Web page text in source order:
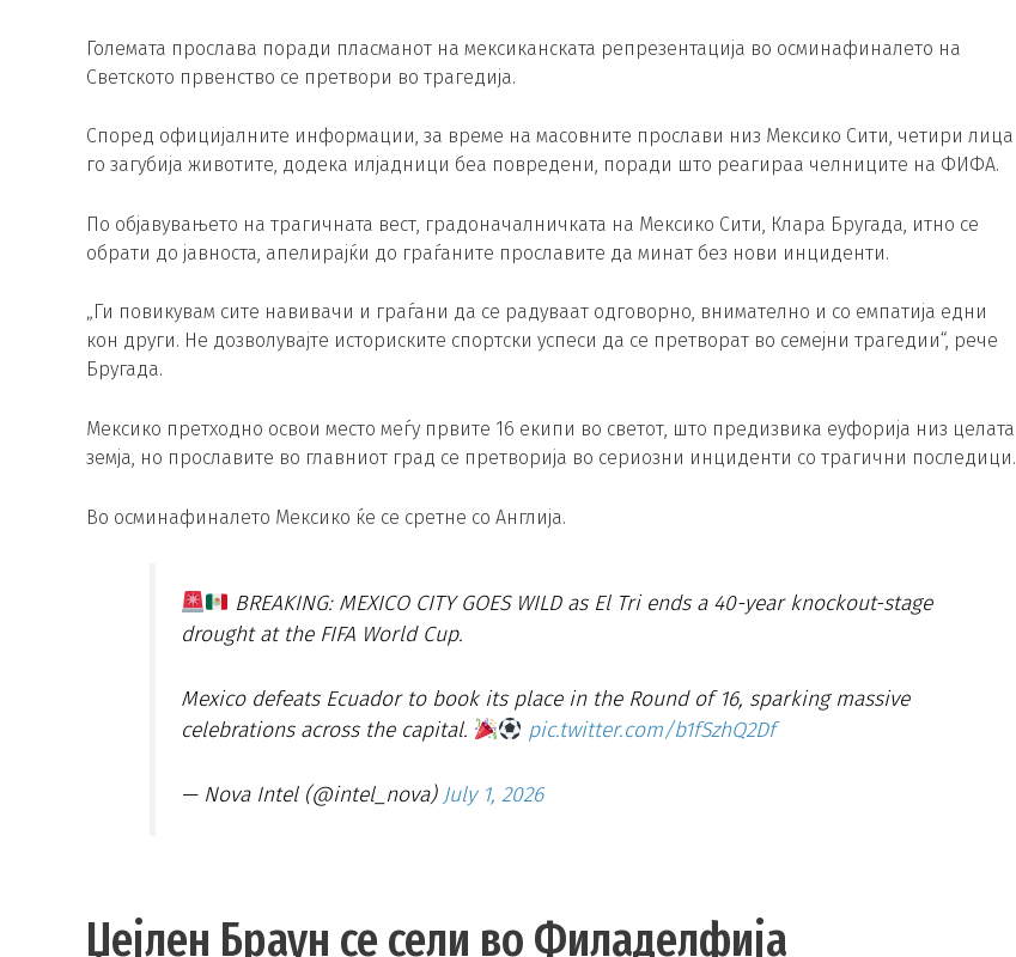
Големата прослава поради пласманот на мексиканската репрезентација во осминафиналето на
Светското првенство се претвори во трагедија.
Според официјалните информации, за време на масовните прослави низ Мексико Сити, четири лица
го загубија животите, додека илјадници беа повредени, поради што реагираа челниците на ФИФА.
По објавувањето на трагичната вест, градоначалничката на Мексико Сити, Клара Бругада, итно се
обрати до јавноста, апелирајќи до граѓаните прославите да минат без нови инциденти.
„Ги повикувам сите навивачи и граѓани да се радуваат одговорно, внимателно и со емпатија едни
кон други. Не дозволувајте историските спортски успеси да се претворат во семејни трагедии“, рече
Бругада.
Мексико претходно освои место меѓу првите 16 екипи во светот, што предизвика еуфорија низ целата
земја, но прославите во главниот град се претворија во сериозни инциденти со трагични последици.
Во осминафиналето Мексико ќе се сретне со Англија.
BREAKING: MEXICO CITY GOES WILD as El Tri ends a 40-year knockout-stage
drought at the FIFA World Cup.
Mexico defeats Ecuador to book its place in the Round of 16, sparking massive
celebrations across the capital.
pic.twitter.com/b1fSzhQ2Df
— Nova Intel (@intel_nova) July 1, 2026
Џејлен Браун се сели во Филаделфија